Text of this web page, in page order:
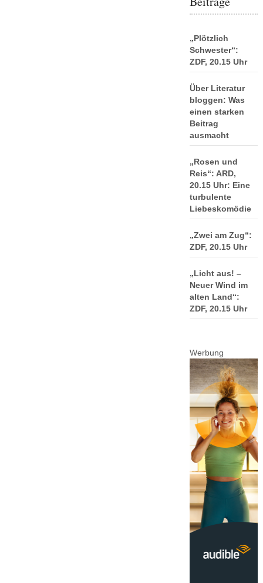
„Plötzlich
Schwester“:
ZDF, 20.15 Uhr
Über Literatur
bloggen: Was
einen starken
Beitrag
ausmacht
„Rosen und
Reis“: ARD,
20.15 Uhr: Eine
turbulente
Liebeskomödie
„Zwei am Zug“:
ZDF, 20.15 Uhr
„Licht aus! –
Neuer Wind im
alten Land“:
ZDF, 20.15 Uhr
Werbung